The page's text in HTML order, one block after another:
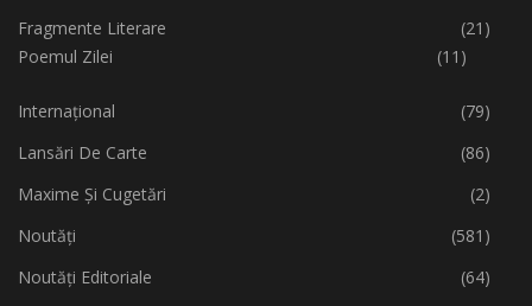
Fragmente Literare
(21)
Poemul Zilei
(11)
Internațional
(79)
Lansări De Carte
(86)
Maxime Și Cugetări
(2)
Noutăți
(581)
Noutăți Editoriale
(64)